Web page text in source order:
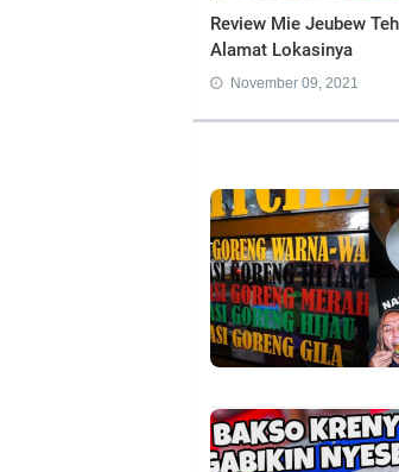
Review Mie Jeubew
Alamat Lokasinya
November 09, 2021